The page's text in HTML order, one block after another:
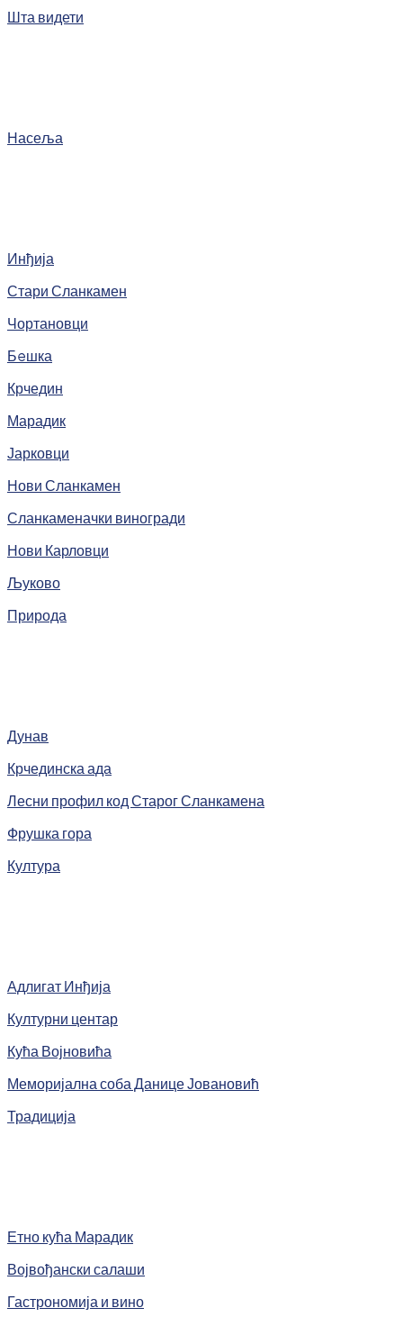
Шта видети
Насеља
Инђија
Стари Сланкамен
Чортановци
Бeшка
Крчедин
Марадик
Јарковци
Нови Сланкамен
Сланкаменачки виногради
Нови Карловци
Љуково
Природа
Дунав
Крчединска ада
Лесни профил код Старог Сланкамена
Фрушка гора
Култура
Адлигат Инђија
Културни центар
Кућа Војновића
Меморијална соба Данице Јовановић
Традиција
Етно кућа Марадик
Војвођански салаши
Гастрономија и вино